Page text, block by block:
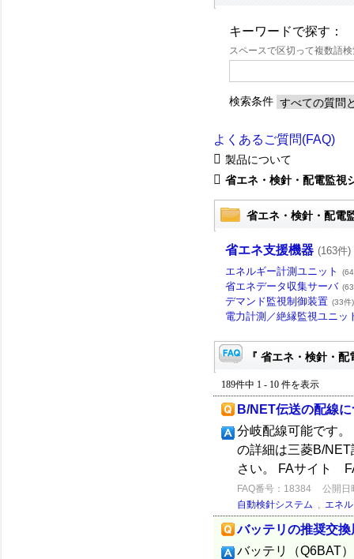
キーワードで探す：
スペースで区切って複数語
検索条件
よくあるご質問(FAQ)
製品について
省エネ・検針・配電監視
省エネ・検針・配電
省エネ支援機器 (163件)
エネルギー計測ユニット
省エネデータ収集サーバ
デマンド監視制御装置 (33件)
電力計測／絶縁監視ユニッ
『 省エネ・検針・
189件中 1 - 10 件を表示
B/NET伝送の配線
分岐配線可能です
の詳細は三菱B/
さい。 FAサイト
FAQ番号：18384
公開日
自動検針システム , エネ
バッテリの推奨交
バッテリ（Q6BAT